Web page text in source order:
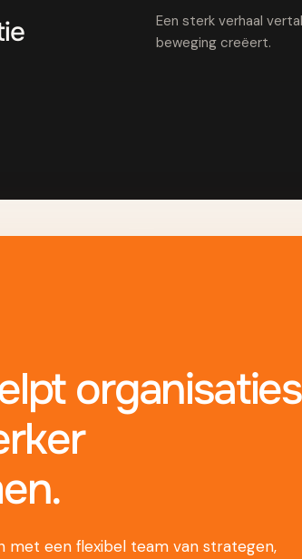
Een sterk verhaal
beweging creëert.
organisaties
met een flexibel team van strategen,